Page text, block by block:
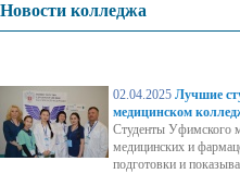
Новости колледжа
02.04.2025 Лучшие
медицинском
Студенты Уфимского
медицинских и
подготовки и